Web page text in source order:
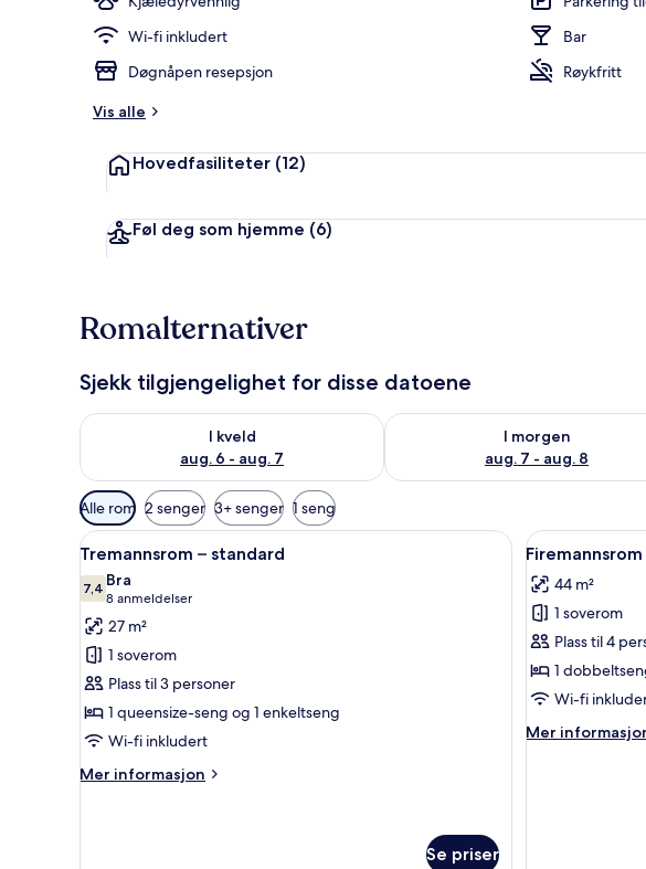
Wi-fi inkludert
Bar
Døgnåpen resepsjon
Røykfritt
Vis alle
Hovedfasiliteter (12)
Føl deg som hjemme (6)
Romalternativer
Sjekk tilgjengelighet for disse datoene
I kveld
aug. 6 - aug. 7
Sjekk tilgjengelighet for i kveld, aug. 6 - aug. 7
I morgen
aug. 7 - aug. 8
Sjekk tilgjengelighet for i
Tilgjengelige
filtre
for
rom
Alle rom 2 senger 3+ senger 1 seng
Åpne
alle
bildene
av
Tremannsrom
–
standard
Tremannsrom – standard | Skrivebord for bærbar
4
Tremannsrom – standard
7,47,4 av 10
Bra
8 anmeldelser
(8
anmeldelser)
27 m²
1 soverom
Plass til 3 personer
1 queensize-seng og 1 enkeltseng
Wi-fi inkludert
Mer informasjon
Mer
Se priser
Åpne
alle
bildene
av
–
standard,
senger
6
44 m²
1 soverom
Plass til 4
1
Wi-fi
Mer
Mer